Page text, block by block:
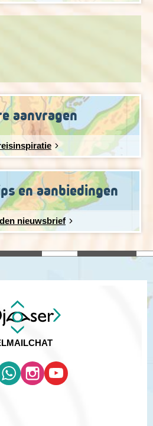
land te ervaren. Of je nu
langs wandelroutes
wandelreis zal je zeker
aanvragen
en aanbiedingen
nieuwsbrief
MAILCHAT